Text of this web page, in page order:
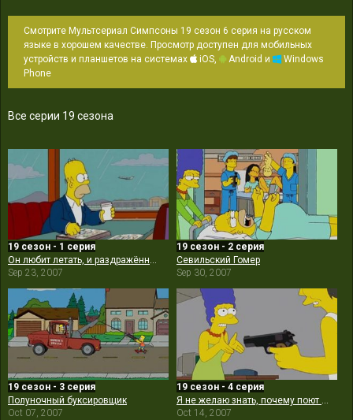
Смотрите Мультсериал Симпсоны 19 сезон 6 серия на русском
языке в хорошем качестве. Просмотр доступен для мобильных
устройств и планшетов на системах
iOS, Android и
Windows
Phone
Все серии 19 сезона
19 сезон - 1 серия
Он любит летать, и раздражённо ворчит
Sep 23, 2007
19 сезон - 2 серия
Севильский Гомер
Sep 30, 2007
19 сезон - 3 серия
Полуночный буксировщик
Oct 07, 2007
19 сезон - 4 серия
Я не желаю знать, почему поют птицы в клетках
Oct 14, 2007